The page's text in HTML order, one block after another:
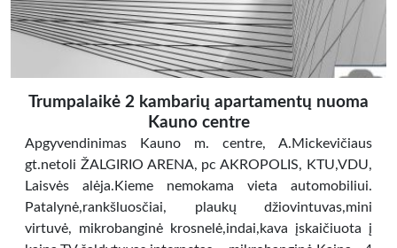
Trumpalaikė 2 kambarių apartamentų nuoma
Kauno centre
Apgyvendinimas Kauno m. centre, A.Mickevičiaus
gt.netoli ŽALGIRIO ARENA, pc AKROPOLIS, KTU,VDU,
Laisvės alėja.Kieme nemokama vieta automobiliui.
Patalynė,rankšluosčiai, plaukų džiovintuvas,mini
virtuvė, mikrobanginė krosnelė,indai,kava įskaičiuota į